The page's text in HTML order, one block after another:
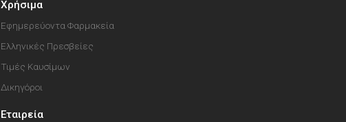
Χρήσιμα
Εφημερεύοντα Φαρμακεία
Ελληνικές Πρεσβείες
Τιμές Καυσίμων
Δικηγόροι
Εταιρεία